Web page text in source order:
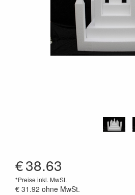
€38.63
*Preise inkl. MwSt.
€ 31.92 ohne MwSt.